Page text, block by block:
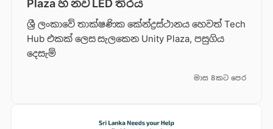
Plaza හි නව LED තිරය
ශ්‍රී ලංකාවේ තාක්ෂණික කේන්ද්‍රස්ථානය හෙවත් Tech
Hub එකක් ලෙස සැලකෙන Unity Plaza, පසුගිය
දෙසැම්
මාස 8කට පෙර